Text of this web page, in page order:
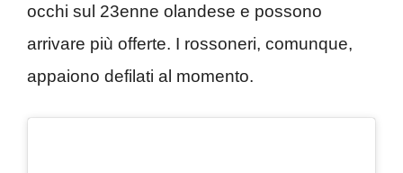
occhi sul 23enne olandese e possono
arrivare più offerte. I rossoneri, comunque,
appaiono defilati al momento.